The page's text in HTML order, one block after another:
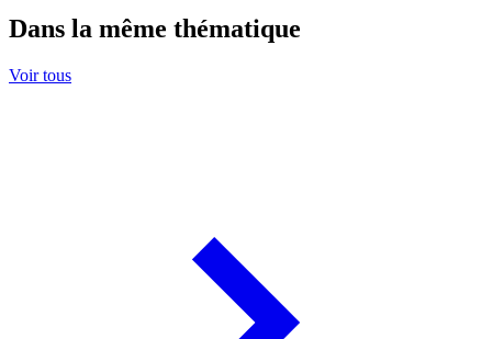
Dans la même thématique
Voir tous